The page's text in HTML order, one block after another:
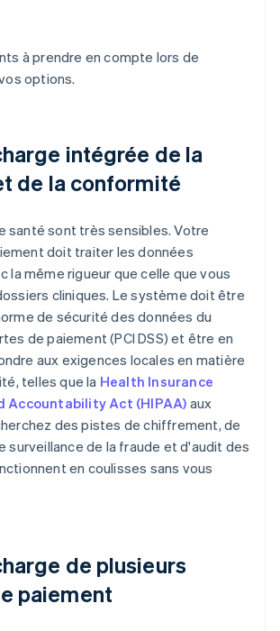
à prendre en compte lors de
options.
intégrée de la
de la conformité
santé sont très sensibles. Votre
doit traiter les données
la même rigueur que celle que vous
cliniques. Le système doit être
de sécurité des données du
de paiement (PCI DSS) et être en
aux exigences locales en matière
telles que la Health Insurance
Accountability Act (HIPAA) aux
des pistes de chiffrement, de
surveillance de la fraude et d'audit des
en coulisses sans vous
de plusieurs
paiement